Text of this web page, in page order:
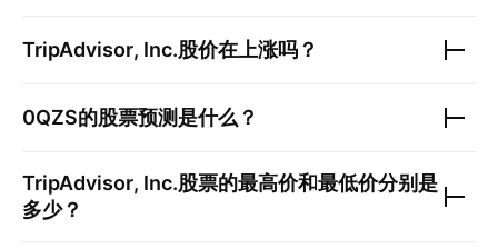
TripAdvisor, Inc.股价在上涨吗？
0QZS的股票预测是什么？
TripAdvisor, Inc.股票的最高价和最低价分别是
多少？